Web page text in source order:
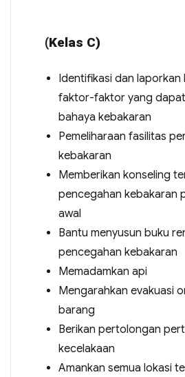
(Kelas C)
Identifikasi dan laporkan
faktor-faktor yang
bahaya kebakaran
Pemeliharaan fasilitas
kebakaran
Memberikan konseling
pencegahan kebakaran
awal
Bantu menyusun buku
pencegahan kebakaran
Memadamkan api
Mengarahkan evakuasi
barang
Berikan pertolongan
kecelakaan
Amankan semua lokasi